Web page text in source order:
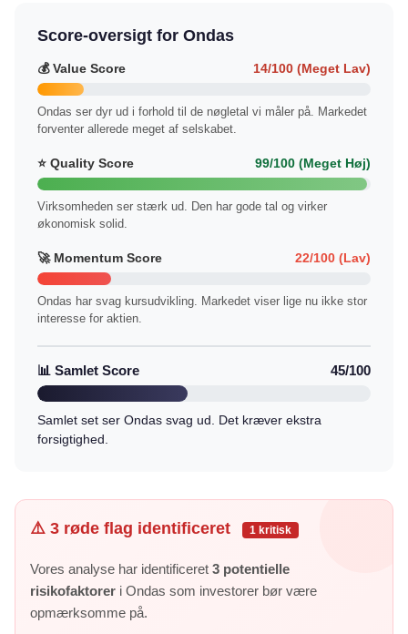
Score-oversigt for Ondas
💰 Value Score 14/100 (Meget Lav)
Ondas ser dyr ud i forhold til de nøgletal vi måler på. Markedet
forventer allerede meget af selskabet.
⭐ Quality Score 99/100 (Meget Høj)
Virksomheden ser stærk ud. Den har gode tal og virker
økonomisk solid.
🚀 Momentum Score 22/100 (Lav)
Ondas har svag kursudvikling. Markedet viser lige nu ikke stor
interesse for aktien.
📊 Samlet Score 45/100
Samlet set ser Ondas svag ud. Det kræver ekstra
forsigtighed.
⚠️ 3 røde flag identificeret 1 kritisk
Vores analyse har identificeret 3 potentielle
risikofaktorer i Ondas som investorer bør være
opmærksomme på.